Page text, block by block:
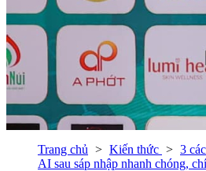
Trang chủ Kiến thức
3
AI sau sáp nhập nhanh chóng,